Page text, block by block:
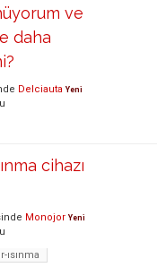
ve
daha
Delciauta Yeni
cihazı
Monojor Yeni
ısınma